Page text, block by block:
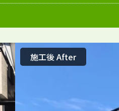
施工後 After